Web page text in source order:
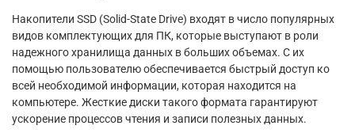
Накопители SSD (Solid-State Drive) входят в число популярных
видов комплектующих для ПК, которые выступают в роли
надежного хранилища данных в больших объемах. С их
помощью пользователю обеспечивается быстрый доступ ко
всей необходимой информации, которая находится на
компьютере. Жесткие диски такого формата гарантируют
ускорение процессов чтения и записи полезных данных.